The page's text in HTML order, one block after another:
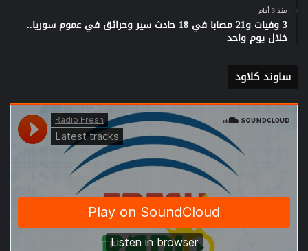
منذ 3 أيام
3 وفيات و21 مصابا في 18 حادث سير وحرائق في عموم سوريا..
خلال يوم واحد
ساوند كلاود